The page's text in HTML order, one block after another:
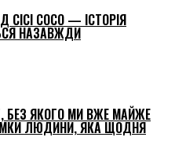
COCO — ІСТОРІЯ
НАЗАВЖДИ
БЕЗ ЯКОГО МИ ВЖЕ МАЙЖЕ
ЛЮДИНИ, ЯКА ЩОДНЯ